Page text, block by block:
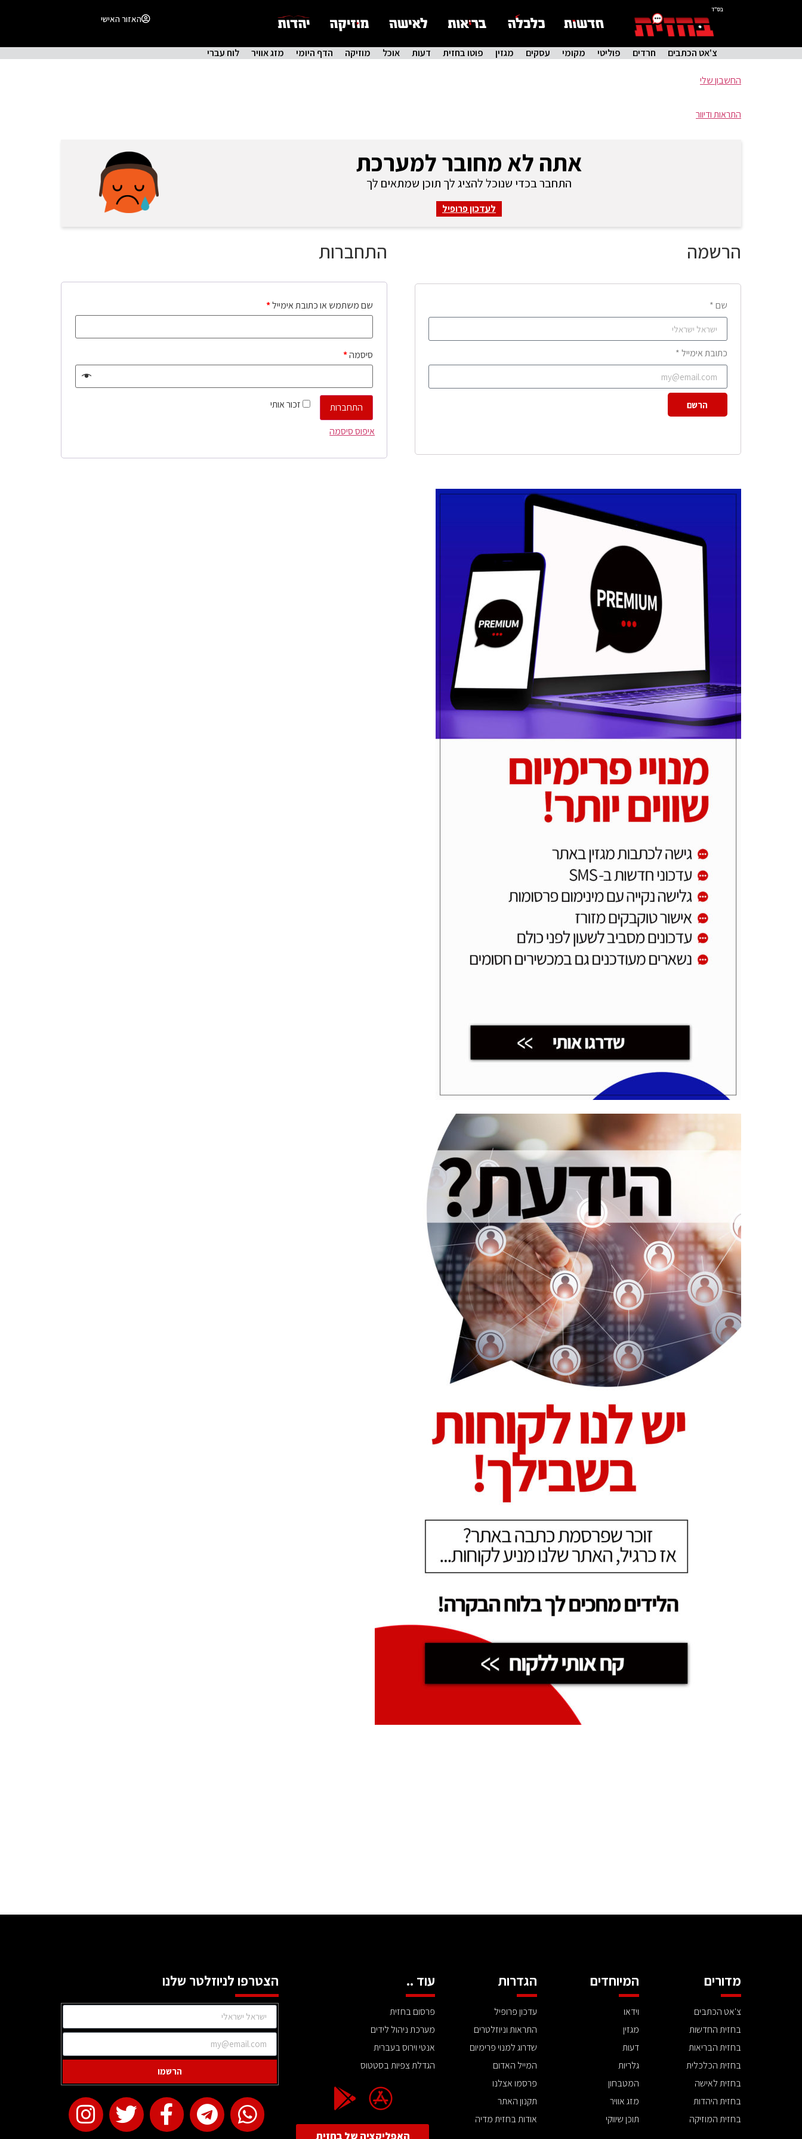
בס"ד
האזור האישי
צ'אט הכתבים חרדים פוליטי מקומי עסקים מגזין פוטו בחזית דעות אוכל מוזיקה הדף היומי מזג אוויר לוח עברי
החשבון שלי
התראות ודיוור
אתה לא מחובר למערכת
התחבר בכדי שנוכל להציג לך תוכן שמתאים לך
לעדכון פרופיל
התחברות
שם משתמש או כתובת אימייל*
סיסמה*
זכור אותי
התחברות
איפוס סיסמה
הרשמה
שם *
כתובת אימייל *
הרשם
מדורים
צ'אט הכתבים
בחזית החדשות
בחזית הבריאות
בחזית הכלכלית
בחזית לאישה
בחזית היהדות
בחזית המוזיקה
המיוחדים
וידאו
מגזין
דעות
גלריות
המטבחון
מזג אוויר
תוכן שיווקי
הגדרות
עדכון פרופיל
התראות וניוזלטרים
שדרוג למנוי פרימיום
המייל האדום
פרסמו אצלנו
תקנון האתר
אודות בחזית מדיה
עוד ..
פרסום בחזית
מערכת ניהול לידים
אנטי וירוס בעברית
הגדלת צפיות בסטטוס
האפליקציה של בחזית
הצטרפו לניוזלטר שלנו
הרשמו